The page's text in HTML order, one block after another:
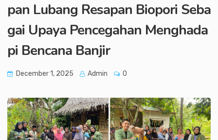
pan Lubang Resapan Biopori Seba
gai Upaya Pencegahan Menghada
pi Bencana Banjir
December 1, 2025 Admin 0